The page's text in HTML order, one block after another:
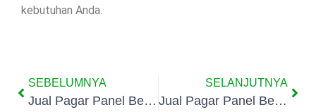
kebutuhan Anda.
SEBELUMNYA
Jual Pagar Panel Beton Di Cibuluh Bogor
SELANJUTNYA
Jual Pagar Panel Beton Di Cimahpar Bogor